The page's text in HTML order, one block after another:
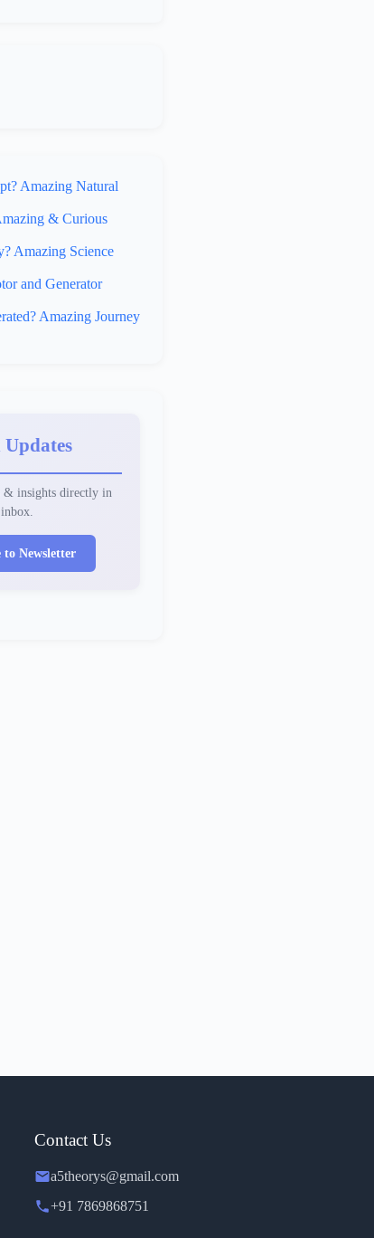
Amazing Natural
& Curious
Amazing Science
and Generator
Amazing Journey
& insights directly in
to Newsletter
Contact Us
a5theorys@gmail.com
+91 7869868751